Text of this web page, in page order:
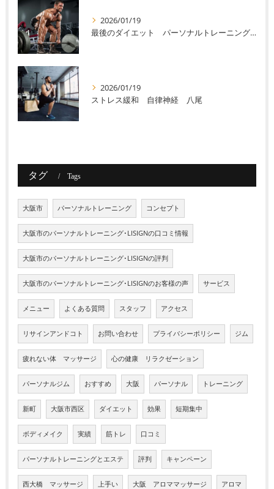
2026/01/19
最後のダイエット パーソナルトレーニング 八尾
2026/01/19
ストレス緩和 自律神経 八尾
タグ Tags
大阪市 パーソナルトレーニング コンセプト
大阪市のパーソナルトレーニング･LISIGNの口コミ情報
大阪市のパーソナルトレーニング･LISIGNの評判
大阪市のパーソナルトレーニング･LISIGNのお客様の声 サービス
メニュー よくある質問 スタッフ アクセス
リサインアンドコト お問い合わせ プライバシーポリシー ジム
疲れない体 マッサージ 心の健康 リラクゼーション
パーソナルジム おすすめ 大阪 パーソナル トレーニング
新町 大阪市西区 ダイエット 効果 短期集中
ボディメイク 実績 筋トレ 口コミ
パーソナルトレーニングとエステ 評判 キャンペーン
西大橋 マッサージ 上手い 大阪 アロママッサージ アロマ